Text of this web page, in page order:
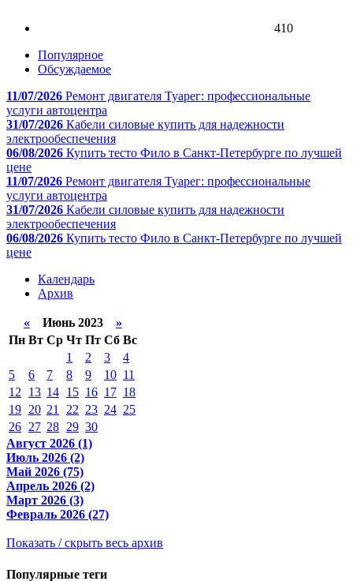
410
Популярное
Обсуждаемое
11/07/2026 Ремонт двигателя Туарег: профессиональные
услуги автоцентра
31/07/2026 Кабели силовые купить для надежности
электрообеспечения
06/08/2026 Купить тесто Фило в Санкт-Петербурге по лучшей
цене
11/07/2026 Ремонт двигателя Туарег: профессиональные
услуги автоцентра
31/07/2026 Кабели силовые купить для надежности
электрообеспечения
06/08/2026 Купить тесто Фило в Санкт-Петербурге по лучшей
цене
Календарь
Архив
« Июнь 2023 »
Пн Вт Ср Чт Пт Сб Вс
1
2 3
4
5
6 7 8 9 10 11
12
13 14 15 16 17 18
19 20 21 22 23 24 25
26 27 28 29 30
Август 2026 (1)
Июль 2026 (2)
Май 2026 (75)
Апрель 2026 (2)
Март 2026 (3)
Февраль 2026 (27)
Показать / скрыть весь архив
Популярные теги